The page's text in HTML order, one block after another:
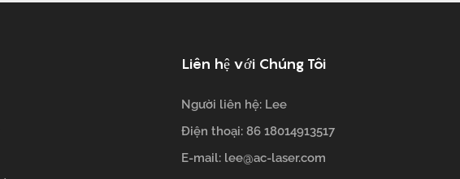
Liên hệ với Chúng Tôi
Người liên hệ: Lee
Điện thoại: 86 18014913517
E-mail: lee@ac-laser.com